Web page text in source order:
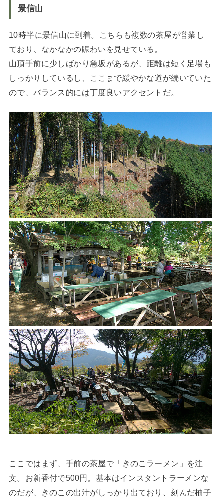
景信山
10時半に景信山に到着。こちらも複数の茶屋が営業し
ており、なかなかの賑わいを見せている。
山頂手前に少しばかり急坂があるが、距離は短く足場も
しっかりしているし、ここまで緩やかな道が続いていた
ので、バランス的には丁度良いアクセントだ。
ここではまず、手前の茶屋で「きのこラーメン」を注
文。お新香付で500円。基本はインスタントラーメンな
のだが、きのこの出汁がしっかり出ており、刻んだ柚子